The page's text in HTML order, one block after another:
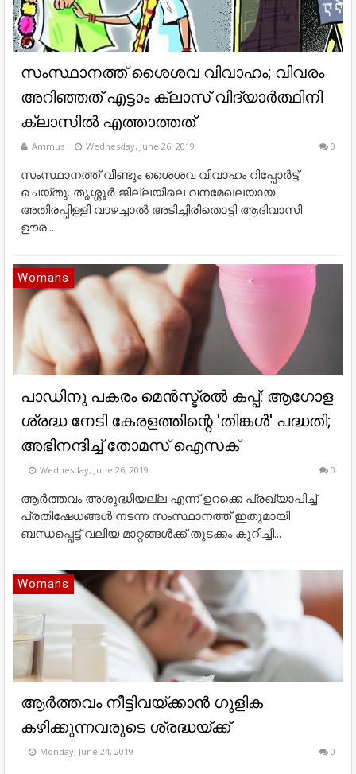
സംസ്ഥാനത്ത് ശൈശവ വിവാഹം; വിവരം
അറിഞ്ഞത് എട്ടാം ക്ലാസ് വിദ്യാര്‍ത്ഥിനി
ക്ലാസില്‍ എത്താത്തത്
Ammus Wednesday, June 26, 2019 0
സംസ്ഥാനത്ത് വീണ്ടും ശൈശവ വിവാഹം റിപ്പോര്‍ട്ട്
ചെയ്തു. തൃശ്ശൂര്‍ ജില്ലയിലെ വനമേഖലയായ
അതിരപ്പിള്ളി വാഴച്ചാല്‍ അടിച്ചിരിതൊട്ടി ആദിവാസി
ഊര...
Womans
പാഡിനു പകരം മെൻസ്ട്രൽ കപ്പ്: ആഗോള
ശ്രദ്ധ നേടി കേരളത്തിന്റെ 'തിങ്കൾ' പദ്ധതി;
അഭിനന്ദിച്ച് തോമസ് ഐസക്
Wednesday, June 26, 2019 0
ആർത്തവം അശുദ്ധിയല്ല എന്ന് ഉറക്കെ പ്രഖ്യാപിച്ച്
പ്രതിഷേധങ്ങള്‍ നടന്ന സംസ്ഥാനത്ത് ഇതുമായി
ബന്ധപ്പെട്ട് വലിയ മാറ്റങ്ങൾക്ക് തുടക്കം കുറിച്ചി...
Womans
ആര്‍ത്തവം നീട്ടിവയ്ക്കാന്‍ ഗുളിക
കഴിക്കുന്നവരുടെ ശ്രദ്ധയ്ക്ക്
Monday, June 24, 2019 0